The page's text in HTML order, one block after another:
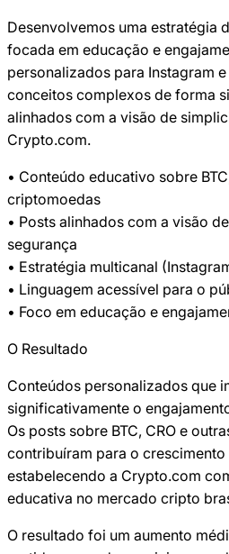
Desenvolvemos uma estratégia
focada em educação e
personalizados para Instagram
conceitos complexos de forma
alinhados com a visão de
Crypto.com.
• Conteúdo educativo sobre
criptomoedas
• Posts alinhados com a visão
segurança
• Estratégia multicanal
• Linguagem acessível para o
• Foco em educação e
O Resultado
Conteúdos personalizados que
significativamente o
Os posts sobre BTC, CRO e
contribuíram para o
estabelecendo a Crypto.com
educativa no mercado cripto
O resultado foi um aumento